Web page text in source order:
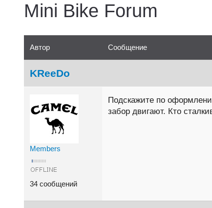
Mini Bike Forum
Автор Сообщение
KReeDo
Members
34 сообщений
Подскажите по
забор двигают. Кто